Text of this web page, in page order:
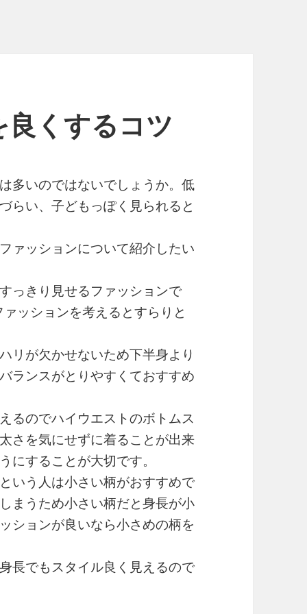
くするコツ
多いのではないでしょうか。低
らい、子どもっぽく見られると
ァッションについて紹介したい
っきり見せるファッションで
ッションを考えるとすらりと
リが欠かせないため下半身より
ランスがとりやすくておすすめ
るのでハイウエストのボトムス
さを気にせずに着ることが出来
にすることが大切です。
いう人は小さい柄がおすすめで
まうため小さい柄だと身長が小
ションが良いなら小さめの柄を
長でもスタイル良く見えるので